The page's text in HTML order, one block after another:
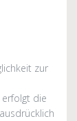
zur
die